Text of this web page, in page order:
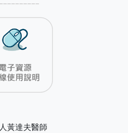
黃達夫醫師